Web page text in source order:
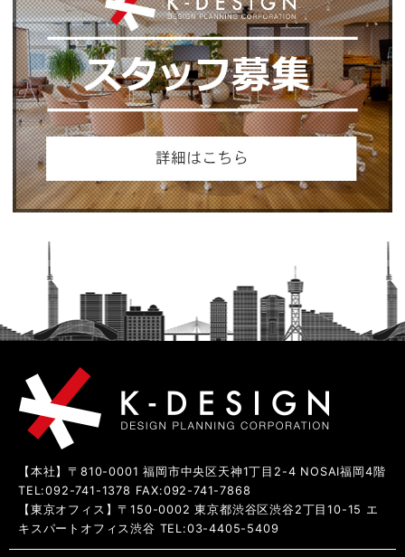
【本社】〒810-0001 福岡市中央区天神1丁目2-4 NOSAI福岡4階
TEL:092-741-1378 FAX:092-741-7868
【東京オフィス】〒150-0002 東京都渋谷区渋谷2丁目10-15 エ
キスパートオフィス渋谷 TEL:03-4405-5409